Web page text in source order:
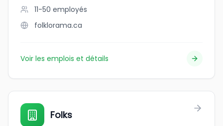
11-50 employés
folklorama.ca
Voir les emplois et détails
Folks